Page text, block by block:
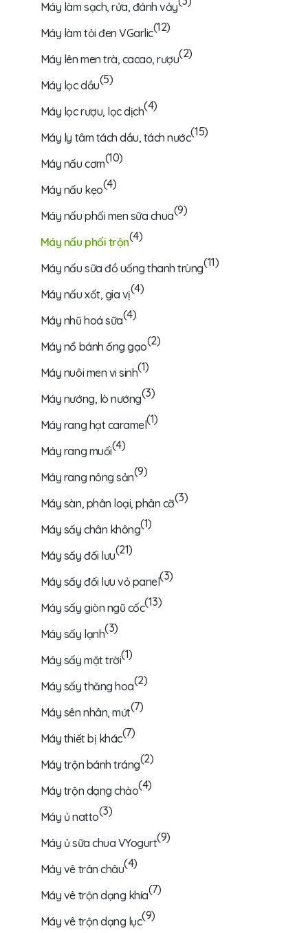
Máy làm sạch, rửa, đánh vảy
Máy làm tỏi đen VGarlic(12)
Máy lên men trà, cacao, rượu(2)
Máy lọc dầu(5)
Máy lọc rượu, lọc dịch(4)
Máy ly tâm tách dầu, tách nước(15)
Máy nấu cơm(10)
Máy nấu kẹo(4)
Máy nấu phối men sữa chua(9)
Máy nấu phối trộn(4)
Máy nấu sữa đồ uống thanh trùng(11)
Máy nấu xốt, gia vị(4)
Máy nhũ hoá sữa(4)
Máy nổ bánh ống gạo(2)
Máy nuôi men vi sinh(1)
Máy nướng, lò nướng(3)
Máy rang hạt caramel(1)
Máy rang muối(4)
Máy rang nông sản(9)
Máy sàn, phân loại, phân cỡ(3)
Máy sấy chân không(1)
Máy sấy đối lưu(21)
Máy sấy đối lưu vỏ panel(3)
Máy sấy giòn ngũ cốc(13)
Máy sấy lạnh(3)
Máy sấy mặt trời(1)
Máy sấy thăng hoa(2)
Máy sên nhân, mứt(7)
Máy thiết bị khác(7)
Máy trộn bánh tráng(2)
Máy trộn dạng chảo(4)
Máy ủ natto(3)
Máy ủ sữa chua VYogurt(9)
Máy vê trân châu(4)
Máy vê trộn dạng khía(7)
Máy vê trộn dạng lục(9)